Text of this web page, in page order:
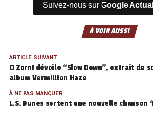
Suivez-nous surGoogle
À VOIR AUSSI
ARTICLE SUIVANT
O Zorn! dévoile “Slow Down”, extrait de
album Vermillion Haze
À NE PAS MANQUER
L.S. Dunes sortent une nouvelle chanson